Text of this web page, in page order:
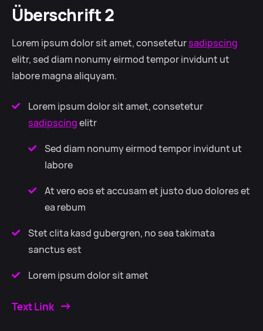
Überschrift 2
Lorem ipsum dolor sit amet, consetetursadipscing
elitr, sed diam nonumy eirmod tempor invidunt ut
labore magna aliquyam.
Lorem ipsum dolor sit amet, consetetur
sadipscingelitr
Sed diam nonumy eirmod tempor invidunt ut
labore
At vero eos et accusam et justo duo dolores et
ea rebum
Stet clita kasd gubergren, no sea takimata
sanctus est
Lorem ipsum dolor sit amet
Text Link